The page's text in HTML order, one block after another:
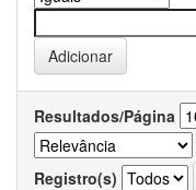
Resultados/Página
Registro(s)